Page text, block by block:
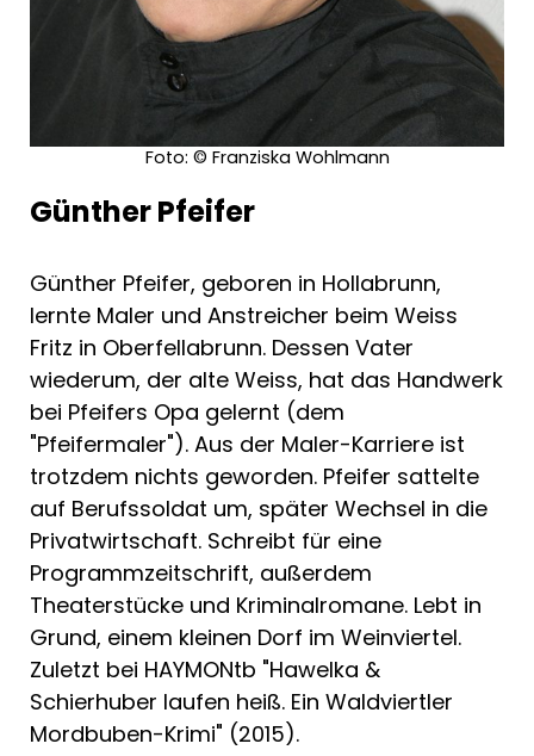
ist dieser Krimi eine wahre Entdeckung!"
"Ein wahrer Leckerbissen für alle, die spritzig-
leichte Krimi-Unterhaltung und schrägen
Humor mögen. Bitte mehr davon!"
Foto: © Franziska Wohlmann
Günther Pfeifer
Günther Pfeifer, geboren in Hollabrunn,
lernte Maler und Anstreicher beim Weiss
Fritz in Oberfellabrunn. Dessen Vater
wiederum, der alte Weiss, hat das Handwerk
bei Pfeifers Opa gelernt (dem
"Pfeifermaler"). Aus der Maler-Karriere ist
trotzdem nichts geworden. Pfeifer sattelte
auf Berufssoldat um, später Wechsel in die
Privatwirtschaft. Schreibt für eine
Programmzeitschrift, außerdem
Theaterstücke und Kriminalromane. Lebt in
Grund, einem kleinen Dorf im Weinviertel.
Zuletzt bei HAYMONtb "Hawelka &
Schierhuber laufen heiß. Ein Waldviertler
Mordbuben-Krimi" (2015).